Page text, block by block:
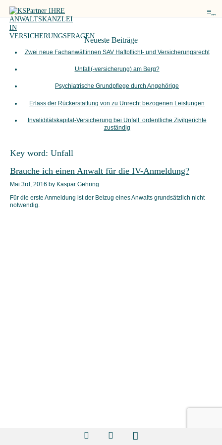
Neueste Beiträge
Zwei neue Fachanwältinnen SAV Haftpflicht- und Versicherungsrecht
Unfall(-versicherung) am Berg?
Psychiatrische Grundpflege durch Angehörige
Erlass der Rückerstattung von zu Unrecht bezogenen Leistungen
Invaliditätskapital-Versicherung bei Unfall: ordentliche Zivilgerichte
zuständig
Key word: Unfall
Brauche ich einen Anwalt für die IV-Anmeldung?
Mai 3rd, 2016 by Kaspar Gehring
Für die erste Anmeldung ist der Beizug eines Anwalts grundsätzlich nicht
notwendig.